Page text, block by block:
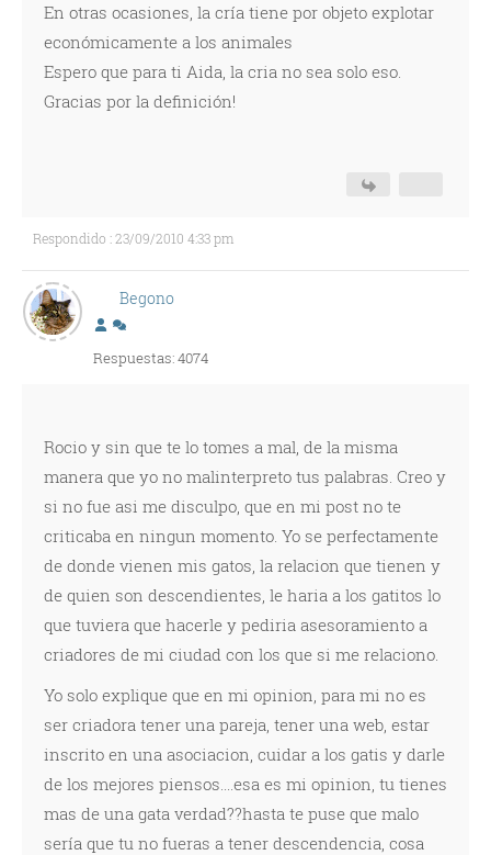
En otras ocasiones, la cría tiene por objeto explotar
económicamente a los animales
Espero que para ti Aida, la cria no sea solo eso.
Gracias por la definición!
Respondido : 23/09/2010 4:33 pm
Begono
Respuestas: 4074
Rocio y sin que te lo tomes a mal, de la misma
manera que yo no malinterpreto tus palabras. Creo y
si no fue asi me disculpo, que en mi post no te
criticaba en ningun momento. Yo se perfectamente
de donde vienen mis gatos, la relacion que tienen y
de quien son descendientes, le haria a los gatitos lo
que tuviera que hacerle y pediria asesoramiento a
criadores de mi ciudad con los que si me relaciono.
Yo solo explique que en mi opinion, para mi no es
ser criadora tener una pareja, tener una web, estar
inscrito en una asociacion, cuidar a los gatis y darle
de los mejores piensos....esa es mi opinion, tu tienes
mas de una gata verdad??hasta te puse que malo
sería que tu no fueras a tener descendencia, cosa